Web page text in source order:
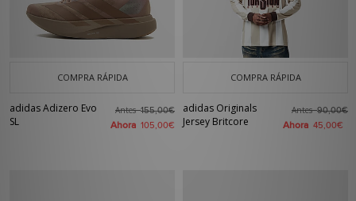
COMPRA RÁPIDA
adidas Adizero Evo
SL
Antes155,00€
Ahora 105,00€
COMPRA RÁPIDA
adidas Originals
Jersey Britcore
Antes90,00€
Ahora 45,00€